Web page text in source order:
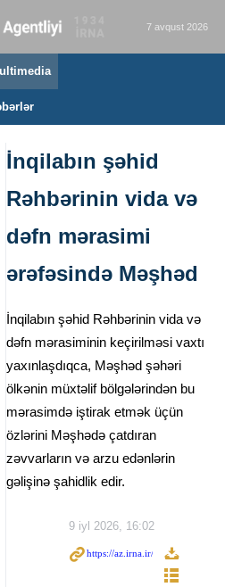
7 avqust 2026
İnqilabın şəhid
Rəhbərinin vida və
dəfn mərasimi
ərəfəsində Məşhəd
İnqilabın şəhid Rəhbərinin vida və
dəfn mərasiminin keçirilməsi vaxtı
yaxınlaşdıqca, Məşhəd şəhəri
ölkənin müxtəlif bölgələrindən bu
mərasimdə iştirak etmək üçün
özlərini Məşhədə çatdıran
zəvvarların və arzu edənlərin
gəlişinə şahidlik edir.
9 iyl 2026, 16:02